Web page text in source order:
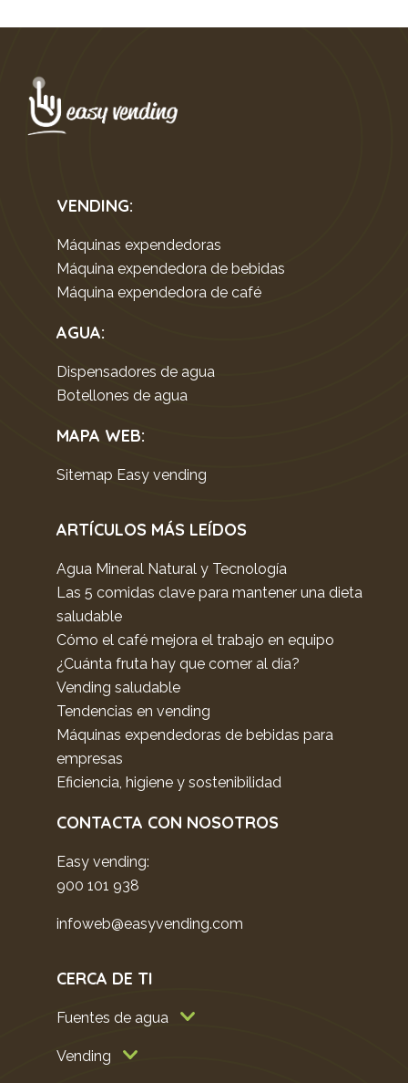
VENDING:
Máquinas expendedoras
Máquina expendedora de bebidas
Máquina expendedora de café
AGUA:
Dispensadores de agua
Botellones de agua
MAPA WEB:
Sitemap Easy vending
ARTÍCULOS MÁS LEÍDOS
Agua Mineral Natural y Tecnología
Las 5 comidas clave para mantener una dieta
saludable
Cómo el café mejora el trabajo en equipo
¿Cuánta fruta hay que comer al día?
Vending saludable
Tendencias en vending
Máquinas expendedoras de bebidas para
empresas
Eficiencia, higiene y sostenibilidad
CONTACTA CON NOSOTROS
Easy vending:
900 101 938
infoweb@easyvending.com
CERCA DE TI
Fuentes de agua
Vending